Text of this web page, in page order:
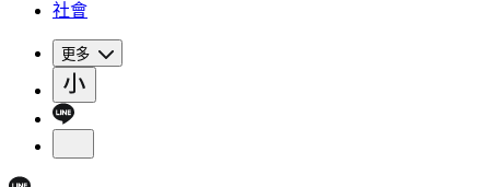
社會
更多